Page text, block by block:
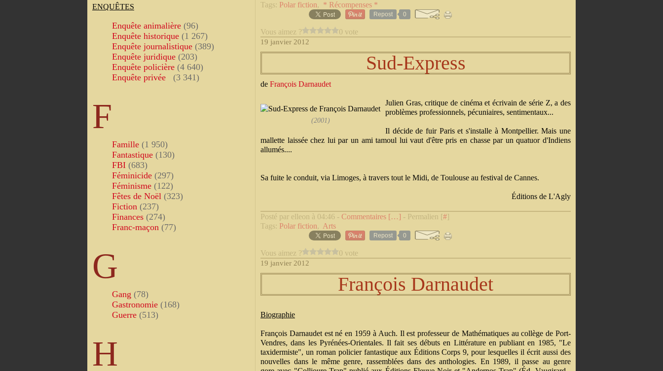
ENQUÊTES
Enquête animalière (96)
Enquête historique (1 267)
Enquête journalistique (389)
Enquête juridique (203)
Enquête policière (4 640)
Enquête privée
(3 341)
F
Famille (1 950)
Fantastique (130)
FBI (683)
Féminicide (297)
Féminisme (122)
Fêtes de Noël (323)
Fiction (237)
Finances (274)
Franc-maçon (77)
G
Gang (78)
Gastronomie (168)
Guerre (513)
H
Tags: Polar fiction, * Récompenses *
Repost 0
Vous aimez ? 0 vote
19 janvier 2012
Sud-Express
de François Darnaudet
(2001)
Julien Gras, critique de cinéma et écrivain de série Z, a des
problèmes professionnels, pécuniaires, sentimentaux...
Il décide de fuir Paris et s'installe à Montpellier. Mais une
mallette laissée chez lui par un ami tamoul lui vaut d'être pris en chasse par un quatuor d'Indiens
allumés....
Sa fuite le conduit, via Limoges, à travers tout le Midi, de Toulouse au festival de Cannes.
Éditions de L'Agly
Posté par elleon à 04:46 - Commentaires […] - Permalien [#]
Tags: Polar fiction, Arts
Repost 0
Vous aimez ? 0 vote
19 janvier 2012
François Darnaudet
Biographie
François Darnaudet est né en 1959 à Auch. Il est professeur de Mathématiques au collège de Port-
Vendres, dans les Pyrénées-Orientales. Il fait ses débuts en Littérature en publiant en 1985, "Le
taxidermiste", un roman policier fantastique aux Éditions Corps 9, pour lesquelles il écrit aussi des
nouvelles dans le même genre, rassemblées dans des anthologies. En 1989, il passe au genre